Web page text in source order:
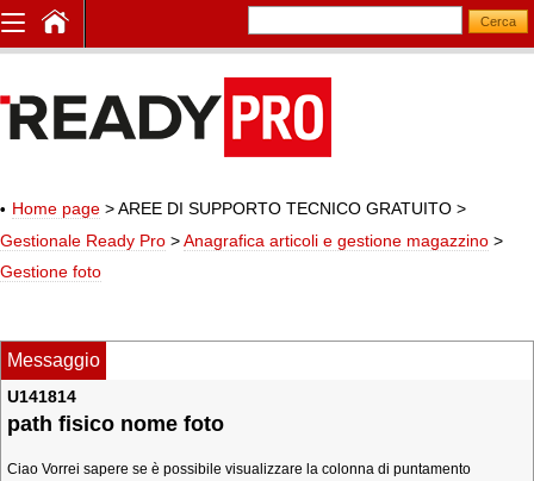
Home page > AREE DI SUPPORTO TECNICO GRATUITO >
Gestionale Ready Pro >Anagrafica articoli e gestione magazzino >
Gestione foto
Messaggio
U141814
path fisico nome foto
Ciao Vorrei sapere se è possibile visualizzare la colonna di puntamento